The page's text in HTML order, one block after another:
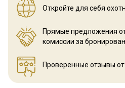
Откройте для себя
Прямые предложения
комиссии за
Проверенные отзывы